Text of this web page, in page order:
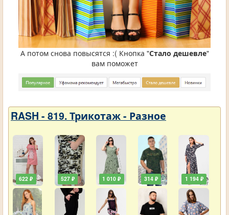
А потом снова повысятся :( Кнопка "Стало дешевле"
вам поможет
RASH - 819. Трикотаж - Разное
622 ₽ 527 ₽ 1 010 ₽ 314 ₽ 1 194 ₽